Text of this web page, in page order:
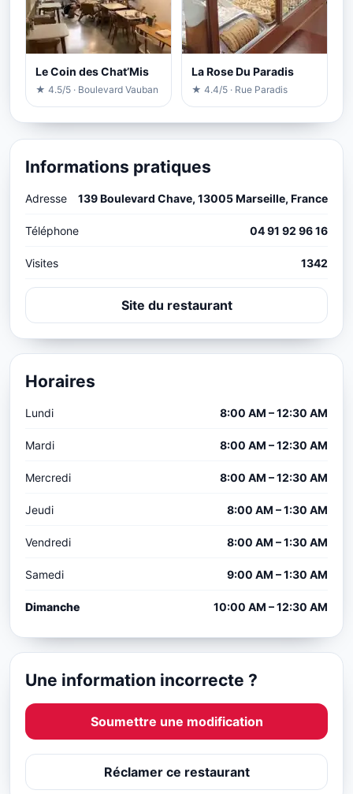
Le Coin des Chat’Mis
★ 4.5/5 · Boulevard Vauban
La Rose Du Paradis
★ 4.4/5 · Rue Paradis
Informations pratiques
Adresse 139 Boulevard Chave, 13005 Marseille, France
Téléphone 04 91 92 96 16
Visites 1342
Site du restaurant
Horaires
Lundi 8:00 AM – 12:30 AM
Mardi 8:00 AM – 12:30 AM
Mercredi 8:00 AM – 12:30 AM
Jeudi 8:00 AM – 1:30 AM
Vendredi 8:00 AM – 1:30 AM
Samedi 9:00 AM – 1:30 AM
Dimanche 10:00 AM – 12:30 AM
Une information incorrecte ?
Soumettre une modification
Réclamer ce restaurant